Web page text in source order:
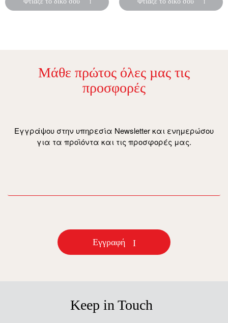
Μάθε πρώτος όλες µας τις
προσφορές
Εγγράψου στην υπηρεσία Newsletter και ενημερώσου
για τα προϊόντα και τις προσφορές μας.
Εγγραφή
Keep in Touch